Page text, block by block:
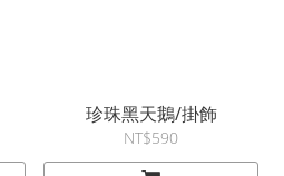
珍珠黑天鵝/掛飾
NT$590